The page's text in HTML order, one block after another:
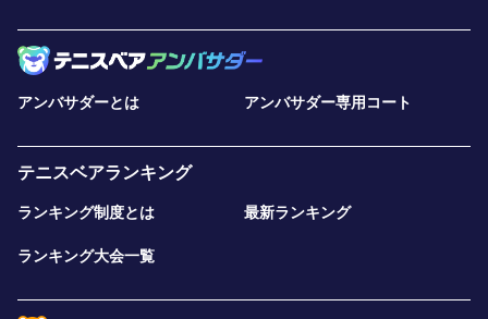
アンバサダーとは アンバサダー専用コート
テニスベアランキング
ランキング制度とは 最新ランキング
ランキング大会一覧